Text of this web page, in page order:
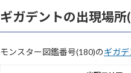
ギガデントの出現場所
モンスター図鑑番号(180)のギガデ